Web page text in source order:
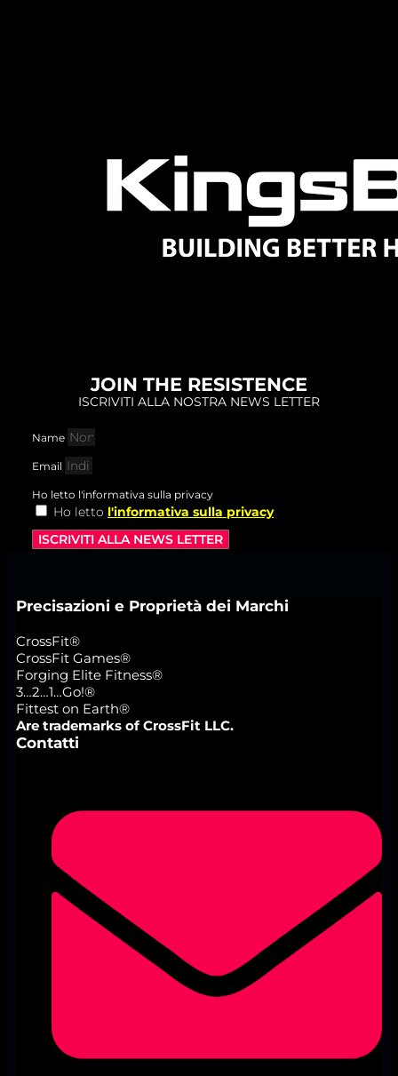
JOIN THE RESISTENCE
ISCRIVITI ALLA NOSTRA NEWS LETTER
Name
Email
Ho letto l'informativa sulla privacy
Ho letto l'informativa sulla privacy
ISCRIVITI ALLA NEWS LETTER
Precisazioni e Proprietà dei Marchi
CrossFit®
CrossFit Games®
Forging Elite Fitness®
3…2…1…Go!®
Fittest on Earth®
Are trademarks of CrossFit LLC.
Contatti